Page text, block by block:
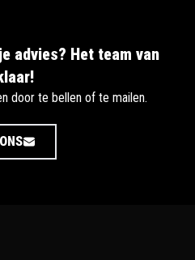
advies? Het team van
door te bellen of te mailen.